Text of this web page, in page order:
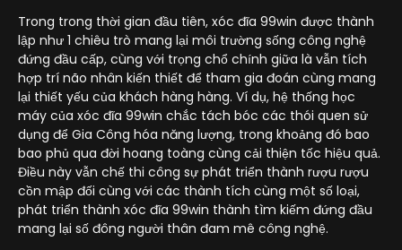
Trong trong thời gian đầu tiên, xóc đĩa 99win được thành
lập như 1 chiêu trò mang lại môi trường sống công nghệ
đứng đầu cấp, cùng với trọng chổ chính giữa là vẫn tích
hợp trí não nhân kiến thiết để tham gia đoán cùng mang
lại thiết yếu của khách hàng hàng. Ví dụ, hệ thống học
máy của xóc đĩa 99win chắc tách bóc các thói quen sử
dụng để Gia Công hóa năng lượng, trong khoảng đó bao
bao phủ qua đời hoang toàng cùng cải thiện tốc hiệu quả.
Điều này vẫn chế thi công sự phát triển thành rượu rượu
cồn mập đối cùng với các thành tích cùng một số loại,
phát triển thành xóc đĩa 99win thành tìm kiếm đứng đầu
mang lại số đông người thân đam mê công nghệ.